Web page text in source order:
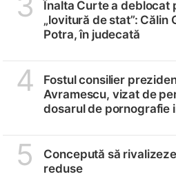
Înalta Curte a deblocat
„lovitură de stat”: Călin
Potra, în judecată
4
Fostul consilier
Avramescu, vizat de
dosarul de pornografie
5
Concepută să
reduse